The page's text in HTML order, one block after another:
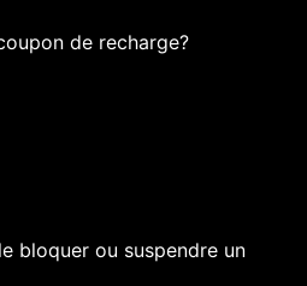
de recharge?
bloquer ou suspendre un